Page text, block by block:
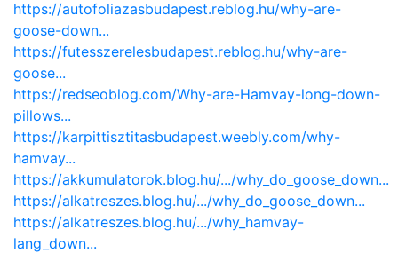
https://autofoliazasbudapest.reblog.hu/why-are-
goose-down...
https://futesszerelesbudapest.reblog.hu/why-are-
goose...
https://redseoblog.com/Why-are-Hamvay-long-down-
pillows...
https://karpittisztitasbudapest.weebly.com/why-
hamvay...
https://akkumulatorok.blog.hu/.../why_do_goose_down...
https://alkatreszes.blog.hu/.../why_do_goose_down...
https://alkatreszes.blog.hu/.../why_hamvay-
lang_down...